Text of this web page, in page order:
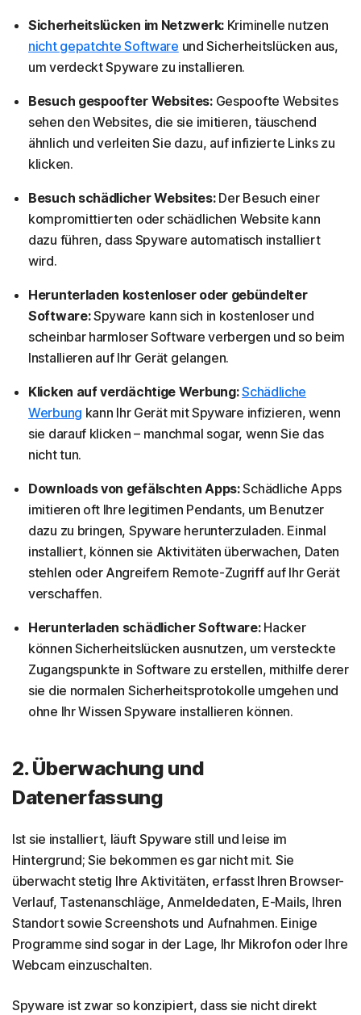
Sicherheitslücken im Netzwerk: Kriminelle nutzen
nicht gepatchte Software und Sicherheitslücken aus,
um verdeckt Spyware zu installieren.
Besuch gespoofter Websites:Gespoofte Websites
sehen den Websites, die sie imitieren, täuschend
ähnlich und verleiten Sie dazu, auf infizierte Links zu
klicken.
Besuch schädlicher Websites:Der Besuch einer
kompromittierten oder schädlichen Website kann
dazu führen, dass Spyware automatisch installiert
wird.
Herunterladen kostenloser oder gebündelter
Software:Spyware kann sich in kostenloser und
scheinbar harmloser Software verbergen und so beim
Installieren auf Ihr Gerät gelangen.
Klicken auf verdächtige Werbung:Schädliche
Werbung kann Ihr Gerät mit Spyware infizieren, wenn
sie darauf klicken – manchmal sogar, wenn Sie das
nicht tun.
Downloads von gefälschten Apps:Schädliche Apps
imitieren oft Ihre legitimen Pendants, um Benutzer
dazu zu bringen, Spyware herunterzuladen. Einmal
installiert, können sie Aktivitäten überwachen, Daten
stehlen oder Angreifern Remote-Zugriff auf Ihr Gerät
verschaffen.
Herunterladen schädlicher Software:Hacker
können Sicherheitslücken ausnutzen, um versteckte
Zugangspunkte in Software zu erstellen, mithilfe derer
sie die normalen Sicherheitsprotokolle umgehen und
ohne Ihr Wissen Spyware installieren können.
2. Überwachung und
Datenerfassung
Ist sie installiert, läuft Spyware still und leise im
Hintergrund; Sie bekommen es gar nicht mit. Sie
überwacht stetig Ihre Aktivitäten, erfasst Ihren Browser-
Verlauf, Tastenanschläge, Anmeldedaten, E-Mails, Ihren
Standort sowie Screenshots und Aufnahmen. Einige
Programme sind sogar in der Lage, Ihr Mikrofon oder Ihre
Webcam einzuschalten.
Spyware ist zwar so konzipiert, dass sie nicht direkt